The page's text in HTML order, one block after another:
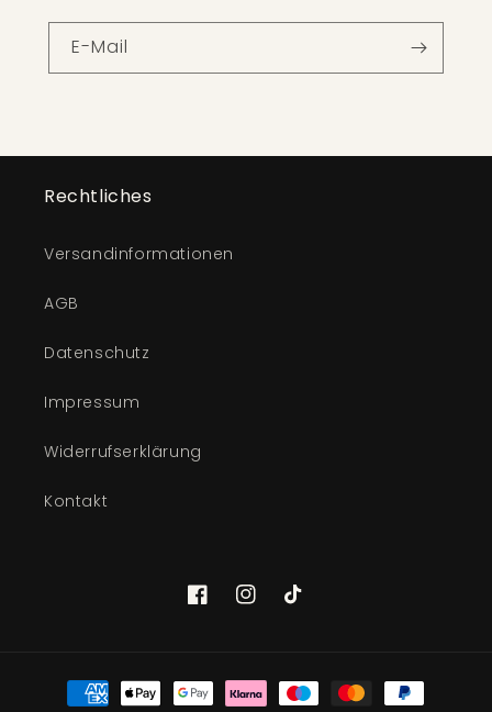
E-Mail
Rechtliches
Versandinformationen
AGB
Datenschutz
Impressum
Widerrufserklärung
Kontakt
FacebookInstagram
TikTok
Zahlungsmethoden